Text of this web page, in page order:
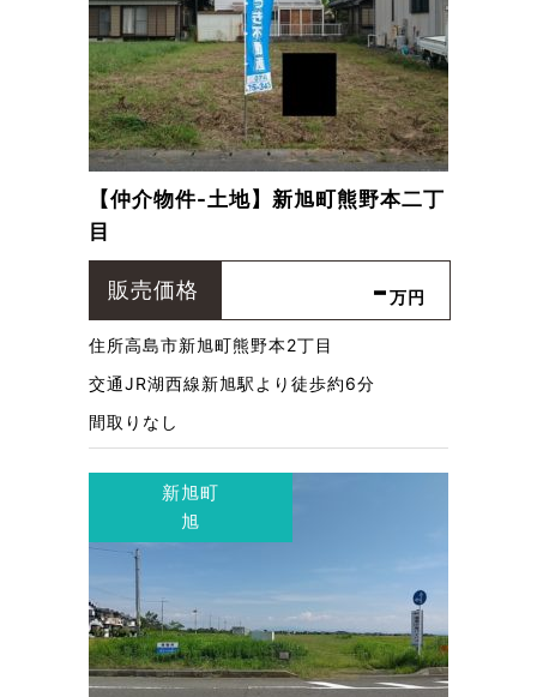
【仲介物件-土地】新旭町熊野本二丁
目
販売価格 -万円
住所高島市新旭町熊野本2丁目
交通JR湖西線新旭駅より徒歩約6分
間取り なし
新旭町
旭